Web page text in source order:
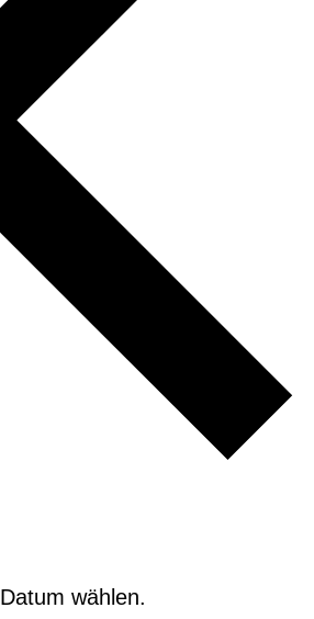
Datum wählen.